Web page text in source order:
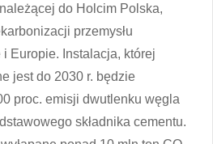
do Holcim Polska,
przemysłu
Europie. Instalacja, której
jest do 2030 r. będzie
proc. emisji dwutlenku węgla
składnika cementu.